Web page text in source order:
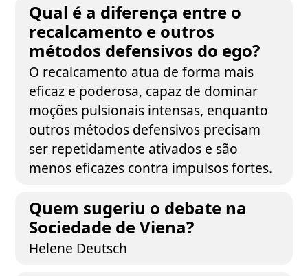
Qual é a diferença entre o
recalcamento e outros
métodos defensivos do ego?
O recalcamento atua de forma mais
eficaz e poderosa, capaz de dominar
moções pulsionais intensas, enquanto
outros métodos defensivos precisam
ser repetidamente ativados e são
menos eficazes contra impulsos fortes.
Quem sugeriu o debate na
Sociedade de Viena?
Helene Deutsch